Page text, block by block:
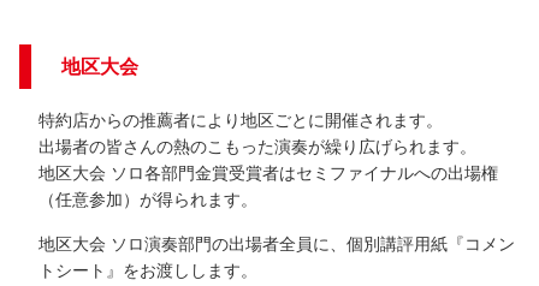
地区大会
特約店からの推薦者により地区ごとに開催されます。
出場者の皆さんの熱のこもった演奏が繰り広げられます。
地区大会 ソロ各部門金賞受賞者はセミファイナルへの出場権
（任意参加）が得られます。
地区大会 ソロ演奏部門の出場者全員に、個別講評用紙『コメン
トシート』をお渡しします。